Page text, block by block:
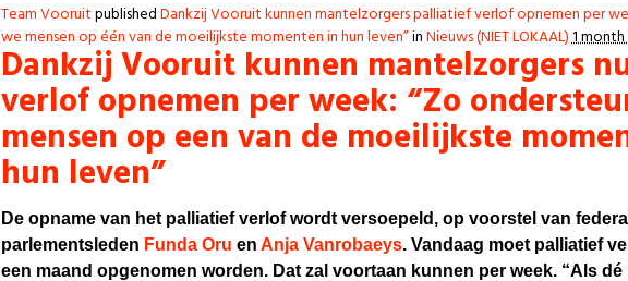
Team VooruitpublishedDankzij Vooruit kunnen mantelzorgers palliatief verlof opnemen per
we mensen op één van de moeilijkste momenten in hun leven”inNieuws (NIET LOKAAL)1
Dankzij Vooruit kunnen mantelzorgers
verlof opnemen per week: “Zo
mensen op een van de moeilijkste
hun leven”
De opname van het palliatief verlof wordt versoepeld, op voorstel van
parlementsleden Funda Oru en Anja Vanrobaeys. Vandaag moet palliatief
een maand opgenomen worden. Dat zal voortaan kunnen per week. “Als